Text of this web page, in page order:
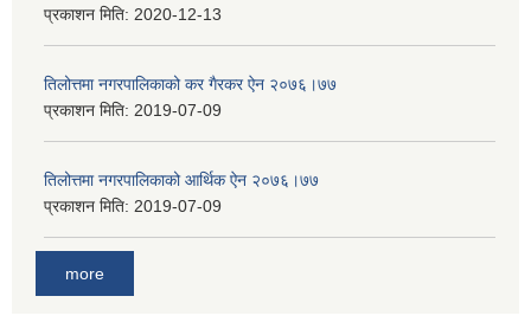
प्रकाशन मिति: 2020-12-13
तिलोत्तमा नगरपालिकाको कर गैरकर ऐन २०७६।७७
प्रकाशन मिति: 2019-07-09
तिलोत्तमा नगरपालिकाको आर्थिक ऐन २०७६।७७
प्रकाशन मिति: 2019-07-09
more